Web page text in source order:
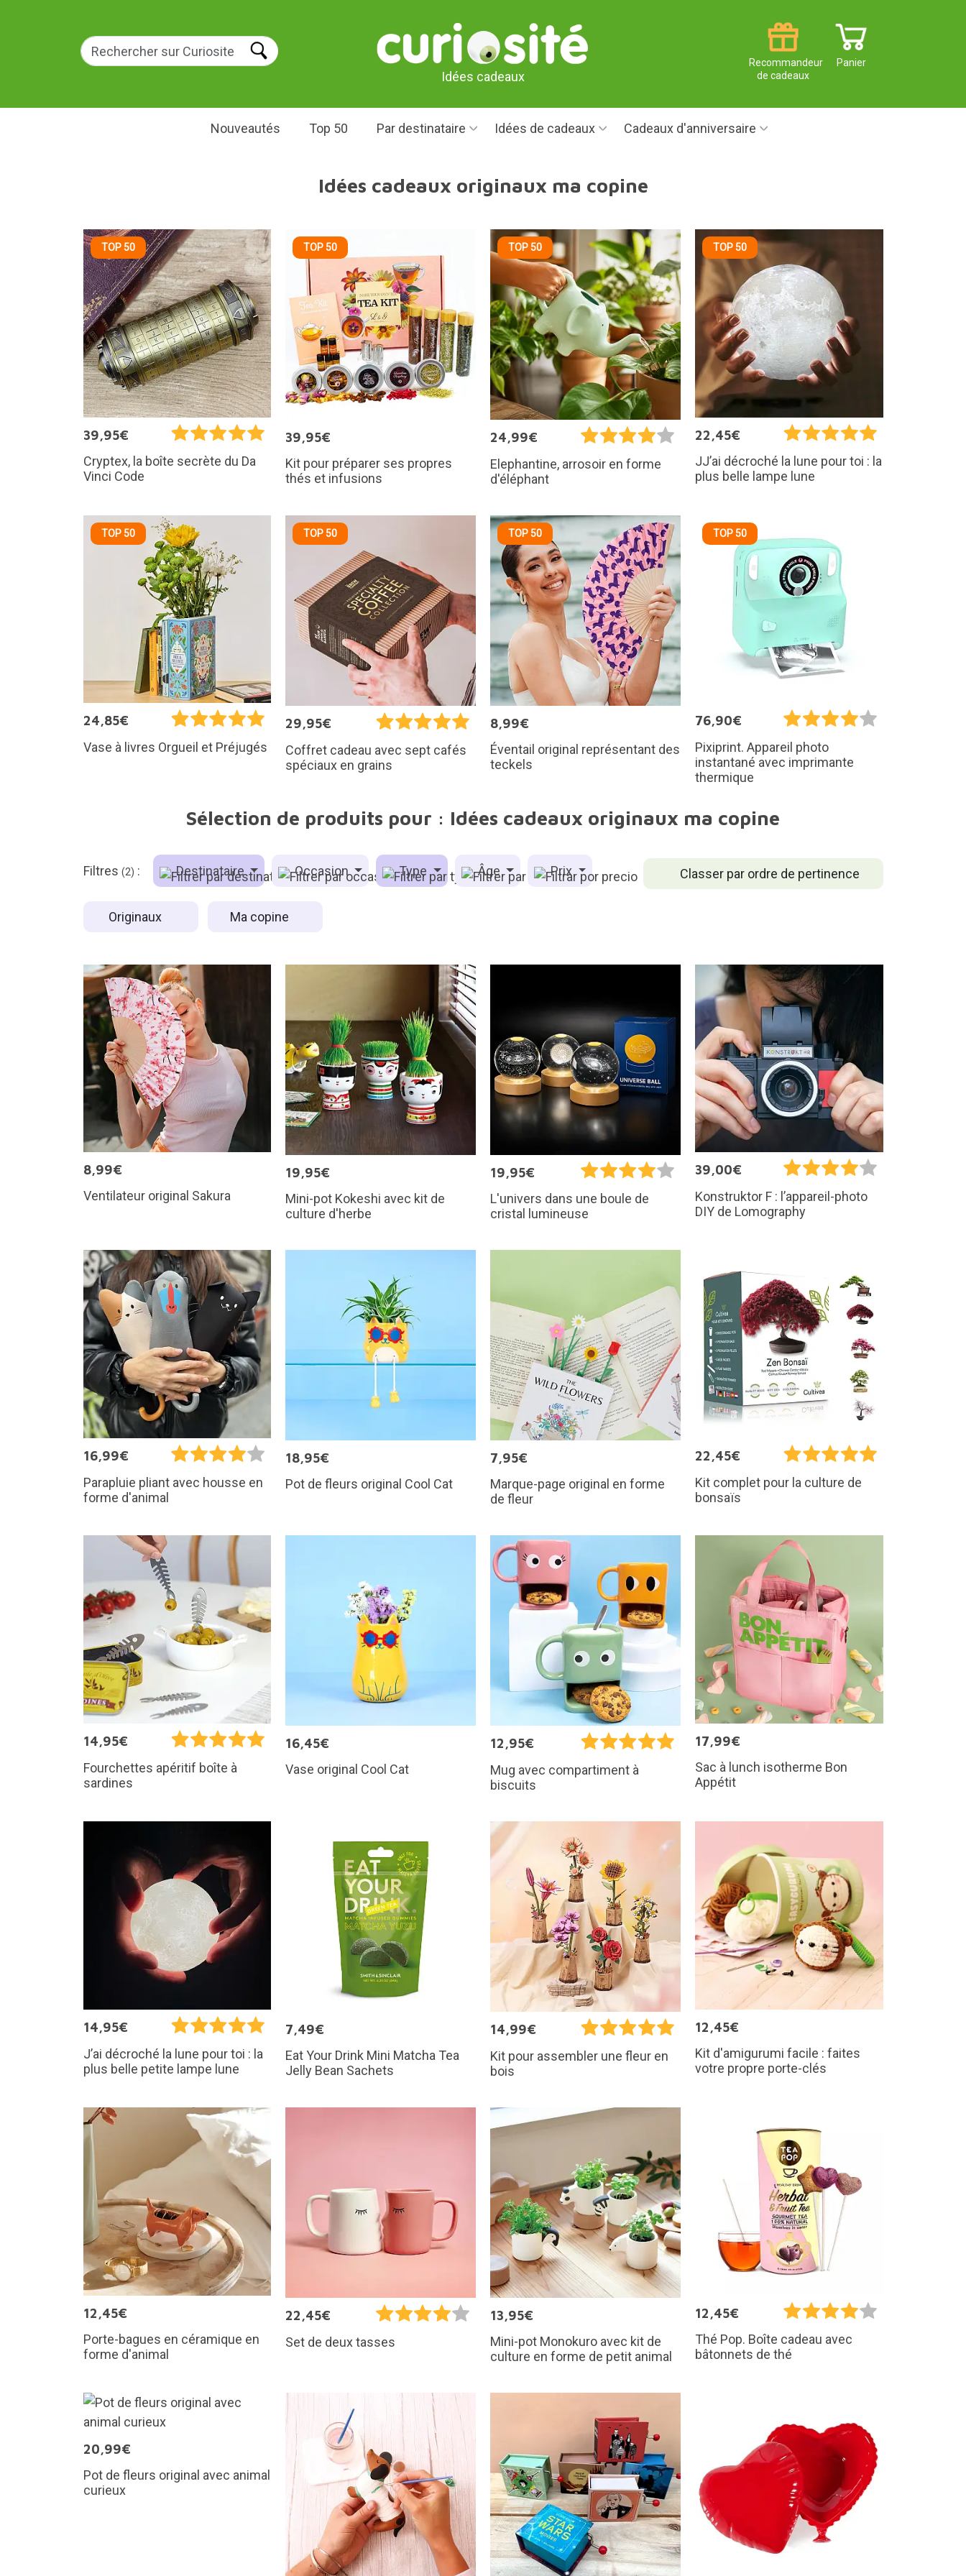
Idées cadeaux
Panier
Recommandeur
de cadeaux
Nouveautés Top 50 Par destinataire Idées de cadeaux Cadeaux d'anniversaire
Idées cadeaux originaux ma copine
TOP 50
39,95€
Cryptex, la boîte secrète du Da
Vinci Code
TOP 50
39,95€
Kit pour préparer ses propres
thés et infusions
TOP 50
24,99€
Elephantine, arrosoir en forme
d'éléphant
TOP 50
22,45€
JJ’ai décroché la lune pour toi : la
plus belle lampe lune
TOP 50
24,85€
Vase à livres Orgueil et Préjugés
TOP 50
29,95€
Coffret cadeau avec sept cafés
spéciaux en grains
TOP 50
8,99€
Éventail original représentant des
teckels
TOP 50
76,90€
Pixiprint. Appareil photo
instantané avec imprimante
thermique
Sélection de produits pour : Idées cadeaux originaux ma copine
Classer par ordre de pertinence
Filtres (2) : Destinataire Occasion Type Âge Prix
Originaux Ma copine
8,99€
Ventilateur original Sakura
19,95€
Mini-pot Kokeshi avec kit de
culture d'herbe
19,95€
L'univers dans une boule de
cristal lumineuse
39,00€
Konstruktor F : l’appareil-photo
DIY de Lomography
16,99€
Parapluie pliant avec housse en
forme d'animal
18,95€
Pot de fleurs original Cool Cat
7,95€
Marque-page original en forme
de fleur
22,45€
Kit complet pour la culture de
bonsaïs
14,95€
Fourchettes apéritif boîte à
sardines
16,45€
Vase original Cool Cat
12,95€
Mug avec compartiment à
biscuits
17,99€
Sac à lunch isotherme Bon
Appétit
14,95€
J’ai décroché la lune pour toi : la
plus belle petite lampe lune
7,49€
Eat Your Drink Mini Matcha Tea
Jelly Bean Sachets
14,99€
Kit pour assembler une fleur en
bois
12,45€
Kit d'amigurumi facile : faites
votre propre porte-clés
12,45€
Porte-bagues en céramique en
forme d'animal
22,45€
Set de deux tasses
13,95€
Mini-pot Monokuro avec kit de
culture en forme de petit animal
12,45€
Thé Pop. Boîte cadeau avec
bâtonnets de thé
20,99€
Pot de fleurs original avec animal
curieux